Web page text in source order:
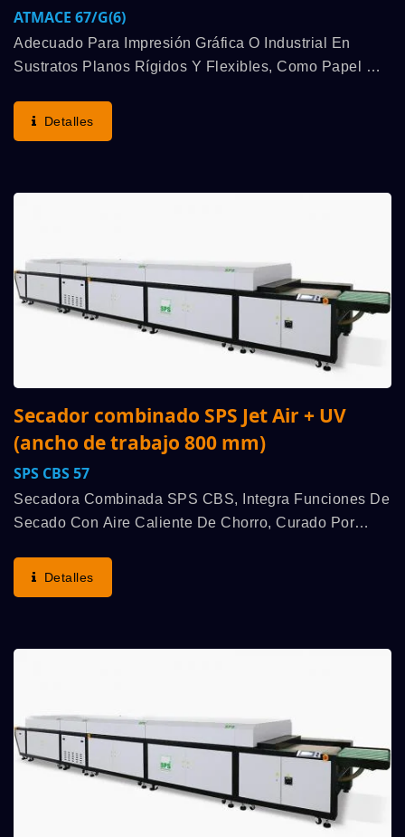
ATMACE 67/G(6)
Adecuado Para Impresión Gráfica O Industrial En
Sustratos Planos Rígidos Y Flexibles, Como Papel De
Publicitarias, Estuches De Embalaje Para Cigarrillos...
Detalles
Secador combinado SPS Jet Air + UV
(ancho de trabajo 800 mm)
SPS CBS 57
Secadora Combinada SPS CBS, Integra Funciones De
Secado Con Aire Caliente De Chorro, Curado Por
Múltiples De Alta Eficiencia, Se Utiliza Para Trabajar...
Detalles